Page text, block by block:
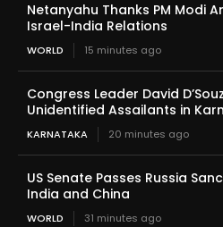
Netanyahu Thanks PM Modi
Israel-India Relations
WORLD 15 minutes ago
Congress Leader David
Unidentified Assailants in
KARNATAKA 20 minutes ago
US Senate Passes Russia
India and China
WORLD 31 minutes ago